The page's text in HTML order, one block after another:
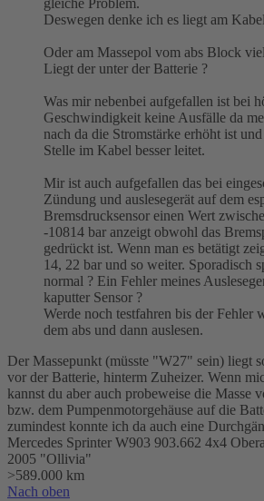
gleiche Problem.
Deswegen denke ich es liegt am
Oder am Massepol vom abs Block
Liegt der unter der Batterie ?
Was mir nebenbei aufgefallen ist bei
Geschwindigkeit keine Ausfälle da
nach da die Stromstärke erhöht ist
Stelle im Kabel besser leitet.
Mir ist auch aufgefallen das bei
Zündung und auslesegerät auf dem
Bremsdrucksensor einen Wert
-10814 bar anzeigt obwohl das
gedrückt ist. Wenn man es betätigt
14, 22 bar und so weiter. Sporadisch
normal ? Ein Fehler meines
kaputter Sensor ?
Werde noch testfahren bis der Fehler
dem abs und dann auslesen.
Der Massepunkt (müsste "W27" sein) liegt
vor der Batterie, hinterm Zuheizer. Wenn
kannst du aber auch probeweise die Masse
bzw. dem Pumpenmotorgehäuse auf die
zumindest konnte ich da auch eine
Mercedes Sprinter W903 903.662 4x4
2005 "Ollivia"
>589.000 km
Nach oben